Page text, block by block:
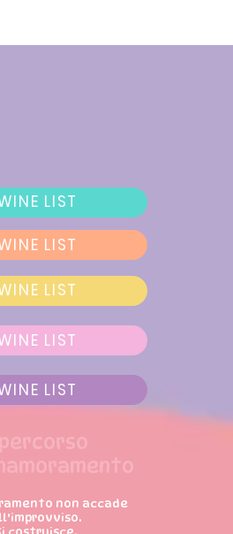
non accade
LIST
LIST
LIST
LIST
LIST